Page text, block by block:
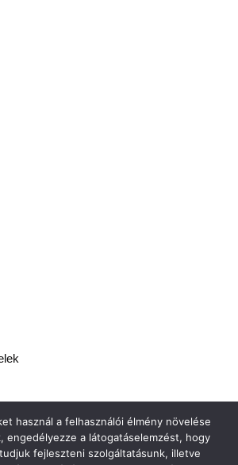
használ a felhasználói élmény növelése
engedélyezze a látogatáselemzést, hogy
fejleszteni szolgáltatásunk, illetve